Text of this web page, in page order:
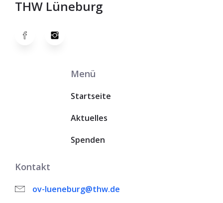
THW Lüneburg
Menü
Startseite
Aktuelles
Spenden
Kontakt
ov-lueneburg@thw.de